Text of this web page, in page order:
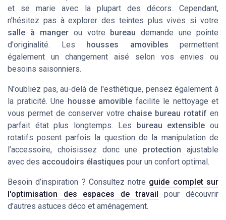
et se marie avec la plupart des décors. Cependant,
n’hésitez pas à explorer des teintes plus vives si votre
salle à mangerou votre bureau demande une pointe
d'originalité. Les housses amovibles permettent
également un changement aisé selon vos envies ou
besoins saisonniers.
N'oubliez pas, au-delà de l'esthétique, pensez également à
la praticité. Une housse amovible facilite le nettoyage et
vous permet de conserver votre chaise bureau rotatif en
parfait état plus longtemps. Les bureau extensible ou
rotatifs posent parfois la question de la manipulation de
l’accessoire, choisissez donc une protection ajustable
avec des accoudoirs élastiques pour un confort optimal.
Besoin d’inspiration ? Consultez notre guide complet sur
l'optimisation des espaces de travail pour découvrir
d'autres astuces déco et aménagement.